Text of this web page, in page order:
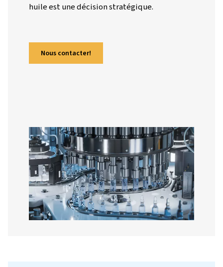
huile, jouent un rôle essentiel dans la
et la conformité. Ce guide explore leurs
Nous contacter!